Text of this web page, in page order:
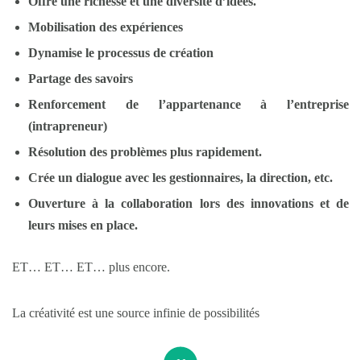
Mobilisation des expériences
Dynamise le processus de création
Partage des savoirs
Renforcement de l’appartenance à l’entreprise
(intrapreneur)
Résolution des problèmes plus rapidement.
Crée un dialogue avec les gestionnaires, la direction, etc.
Ouverture à la collaboration lors des innovations et de
leurs mises en place.
ET… ET… ET… plus encore.
La créativité est une source infinie de possibilités